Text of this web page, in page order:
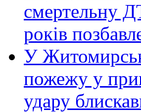
смертельну
років
У
пожежу у
удару